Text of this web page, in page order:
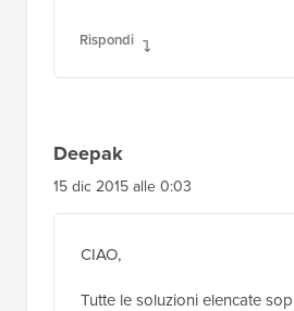
Rispondi
Deepak
15 dic 2015 alle 0:03
CIAO,
Tutte le soluzioni elencate